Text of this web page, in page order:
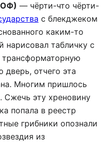
— чёрти-что чёрти-
с блекджеком
каким-то
табличку с
трансформаторную
дверь, отчего эта
Многим пришлось
Сжечь эту хреновину
попала в реестр
грибники опознали
из